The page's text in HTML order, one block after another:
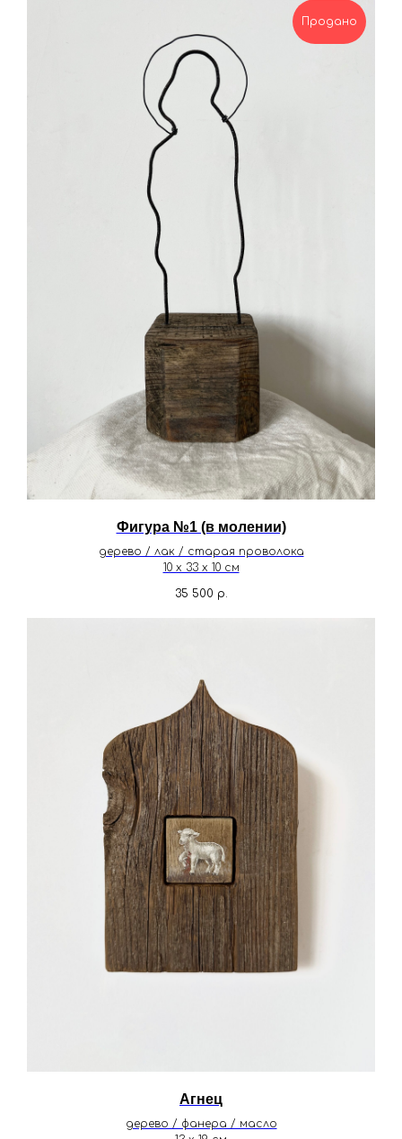
Продано
Фигура №1 (в молении)
дерево / лак / старая проволока
10 х 33 х 10 см
35 500 р.
Агнец
дерево / фанера / масло